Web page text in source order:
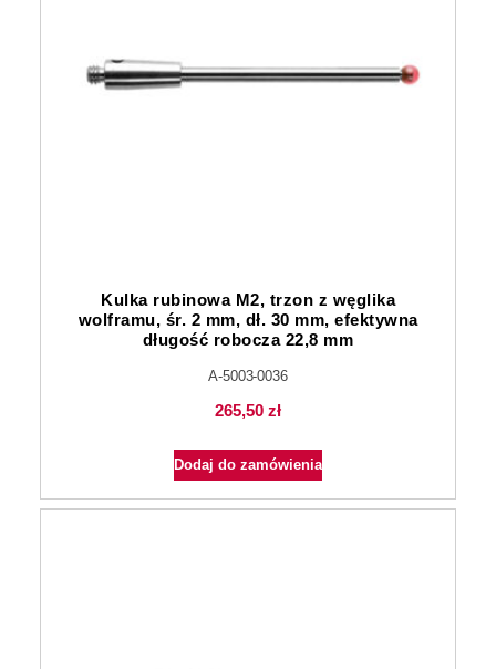
Kulka rubinowa M2, trzon z węglika
wolframu, śr. 2 mm, dł. 30 mm, efektywna
długość robocza 22,8 mm
A-5003-0036
265,50 zł
Dodaj do zamówienia